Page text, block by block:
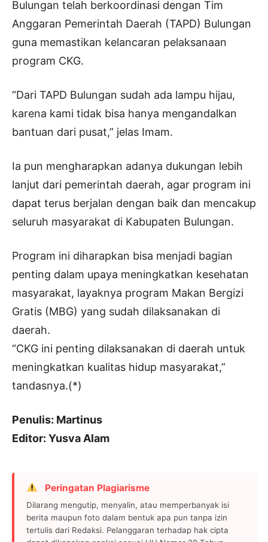
Bulungan telah berkoordinasi dengan Tim
Anggaran Pemerintah Daerah (TAPD) Bulungan
guna memastikan kelancaran pelaksanaan
program CKG.
“Dari TAPD Bulungan sudah ada lampu hijau,
karena kami tidak bisa hanya mengandalkan
bantuan dari pusat,” jelas Imam.
Ia pun mengharapkan adanya dukungan lebih
lanjut dari pemerintah daerah, agar program ini
dapat terus berjalan dengan baik dan mencakup
seluruh masyarakat di Kabupaten Bulungan.
Program ini diharapkan bisa menjadi bagian
penting dalam upaya meningkatkan kesehatan
masyarakat, layaknya program Makan Bergizi
Gratis (MBG) yang sudah dilaksanakan di
daerah.
“CKG ini penting dilaksanakan di daerah untuk
meningkatkan kualitas hidup masyarakat,”
tandasnya.(*)
Penulis: Martinus
Editor: Yusva Alam
Peringatan Plagiarisme
Dilarang mengutip, menyalin, atau memperbanyak isi
berita maupun foto dalam bentuk apa pun tanpa izin
tertulis dari Redaksi. Pelanggaran terhadap hak cipta